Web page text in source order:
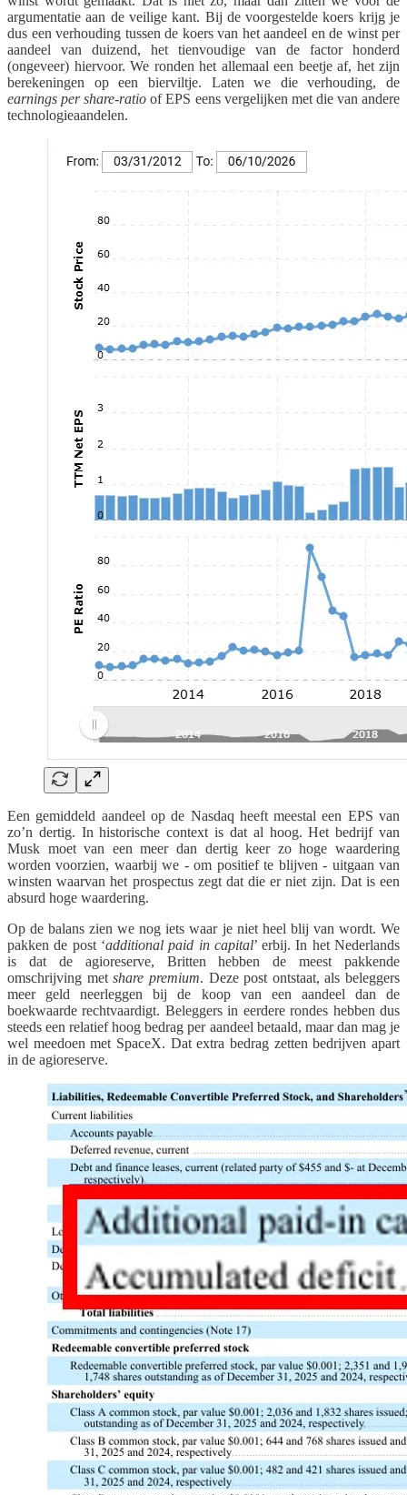
argumentatie aan de veilige kant. Bij de voorgestelde koers krijg je
dus een verhouding tussen de koers van het aandeel en de winst per
aandeel van duizend, het tienvoudige van de factor honderd
(ongeveer) hiervoor. We ronden het allemaal een beetje af, het zijn
berekeningen op een bierviltje. Laten we die verhouding, de
earnings per share-ratio of EPS eens vergelijken met die van andere
technologieaandelen.
Een gemiddeld aandeel op de Nasdaq heeft meestal een EPS van
zo’n dertig. In historische context is dat al hoog. Het bedrijf van
Musk moet van een meer dan dertig keer zo hoge waardering
worden voorzien, waarbij we - om positief te blijven - uitgaan van
winsten waarvan het prospectus zegt dat die er niet zijn. Dat is een
absurd hoge waardering.
Op de balans zien we nog iets waar je niet heel blij van wordt. We
pakken de post ‘additional paid in capital’ erbij. In het Nederlands
is dat de agioreserve, Britten hebben de meest pakkende
omschrijving metshare premium. Deze post ontstaat, als beleggers
meer geld neerleggen bij de koop van een aandeel dan de
boekwaarde rechtvaardigt. Beleggers in eerdere rondes hebben dus
steeds een relatief hoog bedrag per aandeel betaald, maar dan mag je
wel meedoen met SpaceX. Dat extra bedrag zetten bedrijven apart
in de agioreserve.